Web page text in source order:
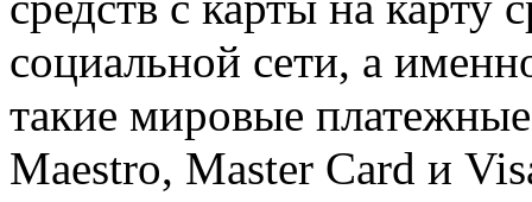
социальной сети, а
такие мировые
Maestro, Master Card и